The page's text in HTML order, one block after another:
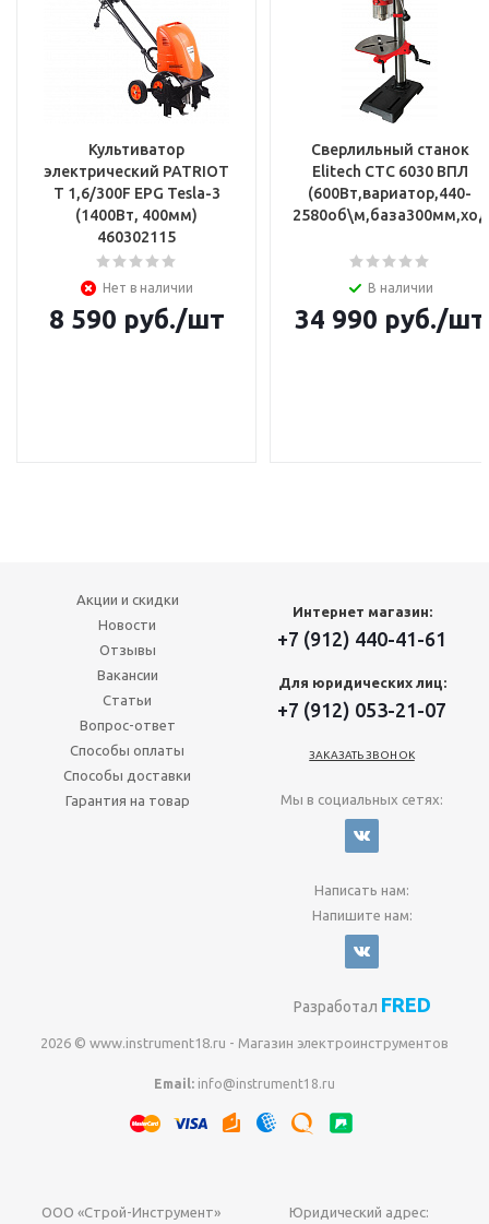
Культиватор
электрический PATRIOT
T 1,6/300F EPG Tesla-3
(1400Вт, 400мм)
460302115
Нет в наличии
8 590 руб./шт
Сверлильный станок
Elitech СТС 6030 ВПЛ
(600Вт,вариатор,440-
В наличии
34 990 руб./шт
Акции и скидки
Новости
Отзывы
Вакансии
Статьи
Вопрос-ответ
Способы оплаты
Способы доставки
Гарантия на товар
Интернет магазин:
+7 (912) 440-41-61
Для юридических лиц:
+7 (912) 053-21-07
ЗАКАЗАТЬ ЗВОНОК
Мы в социальных сетях:
Написать нам:
Напишите нам:
Разработал FRED
2026 © www.instrument18.ru - Магазин электроинструментов
Email: info@instrument18.ru
ООО «Строй-Инструмент» Юридический адрес: